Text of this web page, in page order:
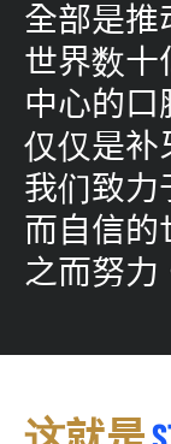
全部是推
世界数十
中心的口
仅仅是补
我们致力
而自信的
之而努力